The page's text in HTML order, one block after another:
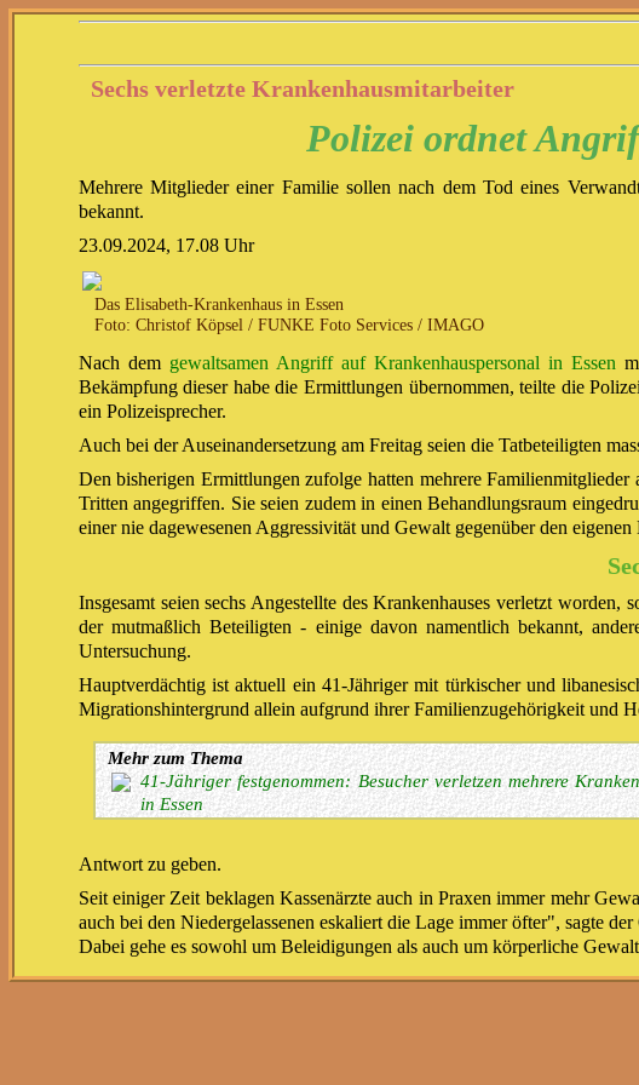
Sechs verletzte Krankenhausmitarbeiter
Polizei ordnet
Mehrere Mitglieder einer Familie sollen nach dem Tod eines
bekannt.
23.09.2024, 17.08 Uhr
Das Elisabeth-Krankenhaus in Essen
Foto: Christof Köpsel / FUNKE Foto Services / IMAGO
Nach dem gewaltsamen Angriff auf Krankenhauspersonal in Essen
Bekämpfung dieser habe die Ermittlungen übernommen, teilte die
ein Polizeisprecher.
Auch bei der Auseinandersetzung am Freitag seien die Tatbeteiligten
Den bisherigen Ermittlungen zufolge hatten mehrere
Tritten angegriffen. Sie seien zudem in einen Behandlungsraum
einer nie dagewesenen Aggressivität und Gewalt gegenüber den
Insgesamt seien sechs Angestellte des Krankenhauses verletzt
der mutmaßlich Beteiligten - einige davon namentlich bekannt,
Untersuchung.
Hauptverdächtig ist aktuell ein 41-Jähriger mit türkischer und
Migrationshintergrund allein aufgrund ihrer Familienzugehörigkeit und
Mehr zum Thema
41-Jähriger festgenommen: Besucher verletzen mehrere
in Essen
Antwort zu geben.
Seit einiger Zeit beklagen Kassenärzte auch in Praxen immer mehr
auch bei den Niedergelassenen eskaliert die Lage immer öfter", sagte
Dabei gehe es sowohl um Beleidigungen als auch um körperliche